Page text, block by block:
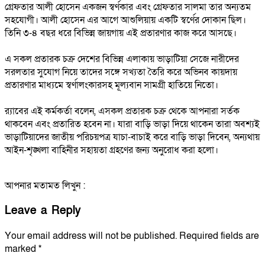
গ্রেফতার আলী হোসেন একজন স্বর্ণকার এবং গ্রেফতার সালমা তার অন্যতম
সহযোগী। আলী হোসেন এর আগে আশুলিয়ায় একটি স্বর্ণের দোকান ছিল।
তিনি ৩-৪ বছর ধরে বিভিন্ন জায়গায় এই প্রতারণার কাজ করে আসছে।
এ সকল প্রতারক চক্র দেশের বিভিন্ন এলাকায় ভাড়াটিয়া সেজে নারীদের
সরলতার সুযোগ নিয়ে তাদের সঙ্গে সখ্যতা তৈরি করে অভিনব কায়দায়
প্রতারণার মাধ্যমে স্বর্ণালংকারসহ মূল্যবান সামগ্রী হাতিয়ে নিতো।
র‍্যাবের এই কর্মকর্তা বলেন, এসকল প্রতারক চক্র থেকে আপনারা সর্তক
থাকবেন এবং প্রতারিত হবেন না। যারা বাড়ি ভাড়া দিয়ে থাকেন তারা অবশ্যই
ভাড়াটিয়াদের জাতীয় পরিচয়পত্র যাচা-বাচাই করে বাড়ি ভাড়া দিবেন, অন্যথায়
আইন-শৃঙ্খলা বাহিনীর সহায়তা গ্রহণের জন্য অনুরোধ করা হলো।
আপনার মতামত লিখুন :
Leave a Reply
Your email address will not be published. Required fields are
marked *